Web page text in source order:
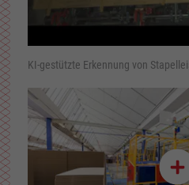
KI-gestützte Erkennung von